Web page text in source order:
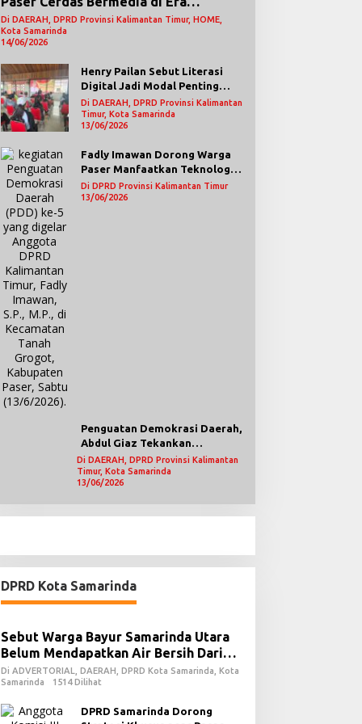
Demokrasi Digital
Di DAERAH, DPRD Provinsi Kalimantan Timur, HOME,
Kota Samarinda
14/06/2026
Henry Pailan Sebut Literasi
Digital Jadi Modal Penting
Wujudkan Demokrasi yang
Lebih Terbuka
Di DAERAH, DPRD Provinsi Kalimantan
Timur, Kota Samarinda
13/06/2026
Fadly Imawan Dorong Warga
Paser Manfaatkan Teknologi
Digital untuk Mengawasi
Jalannya Pemerintahan
Di DPRD Provinsi Kalimantan Timur
13/06/2026
Penguatan Demokrasi Daerah,
Abdul Giaz Tekankan
Pentingnya Teknologi
Informasi
Di DAERAH, DPRD Provinsi Kalimantan
Timur, Kota Samarinda
13/06/2026
DPRD Kota Samarinda
Sebut Warga Bayur Samarinda Utara
Belum Mendapatkan Air Bersih Dari
PDAM
Di ADVERTORIAL, DAERAH, DPRD Kota Samarinda, Kota
Samarinda
1514 Dilihat
DPRD Samarinda Dorong